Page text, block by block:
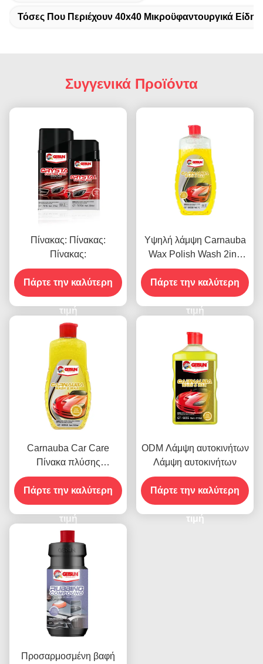
Τόσες Που Περιέχουν 40x40 Μικροϋφαντουργικά Είδη
Συγγενικά Προϊόντα
Πίνακας: Πίνακας:
Πίνακας:
Πάρτε την καλύτερη
τιμή
Υψηλή λάμψη Carnauba
Wax Polish Wash 2in1
Αδιάβροχη αντοχή σε
γρατζουνιές
Πάρτε την καλύτερη
τιμή
Carnauba Car Care
Πίνακα πλύσης
αυτοκινήτων & Wax
Polish Agents 500ml
OEM
Πάρτε την καλύτερη
τιμή
ODM Λάμψη αυτοκινήτων
Λάμψη αυτοκινήτων
Πάρτε την καλύτερη
τιμή
Προσαρμοσμένη βαφή